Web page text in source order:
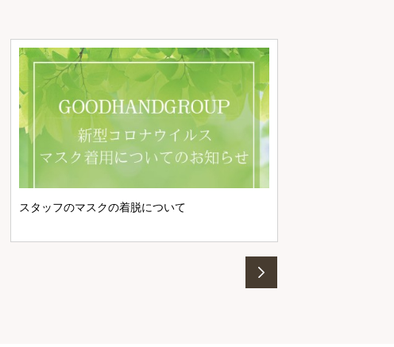
スタッフのマスクの着脱について